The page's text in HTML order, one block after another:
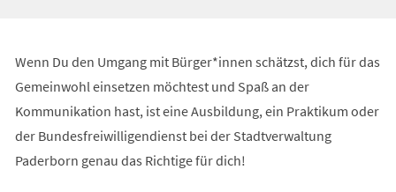
Wenn Du den Umgang mit Bürger*innen schätzst, dich für das
Gemeinwohl einsetzen möchtest und Spaß an der
Kommunikation hast, ist eine Ausbildung, ein Praktikum oder
der Bundesfreiwilligendienst bei der Stadtverwaltung
Paderborn genau das Richtige für dich!